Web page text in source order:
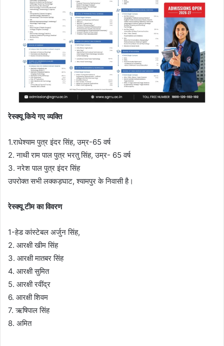
रेस्क्यू किये गए व्यक्ति
1.राधेश्याम पुत्र इंदर सिंह, उम्र-65 वर्ष
2. नाथी राम पाल पुत्र भरतु सिंह, उम्र- 65 वर्ष
3. नरेश पाल पुत्र इंदर सिंह
उपरोक्त सभी लक्कड़घाट, श्यामपुर के निवासी है।
रेस्क्यू टीम का विवरण
1-हेड कांस्टेबल अर्जुन सिंह,
2. आरक्षी खीम सिंह
3. आरक्षी मातबर सिंह
4. आरक्षी सुमित
5. आरक्षी रवींद्र
6. आरक्षी शिवम
7. ऋषिपाल सिंह
8. अमित